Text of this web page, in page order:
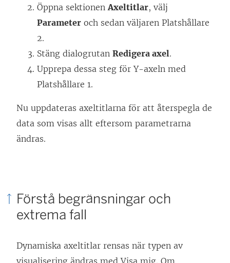
Öppna sektionenAxeltitlar, välj
Parameter och sedan väljaren Platshållare
2.
Stäng dialogrutan Redigera axel.
Upprepa dessa steg för Y-axeln med
Platshållare 1.
Nu uppdateras axeltitlarna för att återspegla de
data som visas allt eftersom parametrarna
ändras.
Förstå begränsningar och
extrema fall
Dynamiska axeltitlar rensas när typen av